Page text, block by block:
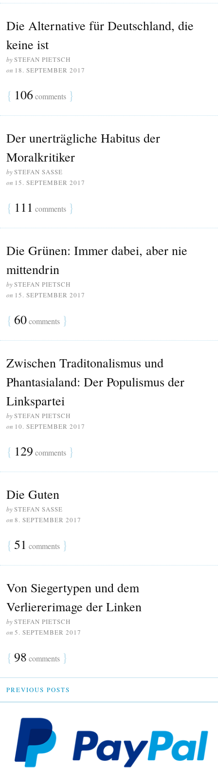
Die Alternative für Deutschland, die
keine ist
bySTEFAN PIETSCH
on 18. SEPTEMBER 2017
{ 106 comments }
Der unerträgliche Habitus der
Moralkritiker
bySTEFAN SASSE
on 15. SEPTEMBER 2017
{ 111 comments }
Die Grünen: Immer dabei, aber nie
mittendrin
bySTEFAN PIETSCH
on 15. SEPTEMBER 2017
{ 60comments }
Zwischen Traditonalismus und
Phantasialand: Der Populismus der
Linkspartei
bySTEFAN PIETSCH
on 10. SEPTEMBER 2017
{ 129 comments }
Die Guten
bySTEFAN SASSE
on 8. SEPTEMBER 2017
{ 51 comments }
Von Siegertypen und dem
Verliererimage der Linken
bySTEFAN PIETSCH
on 5. SEPTEMBER 2017
{ 98 comments }
PREVIOUS POSTS